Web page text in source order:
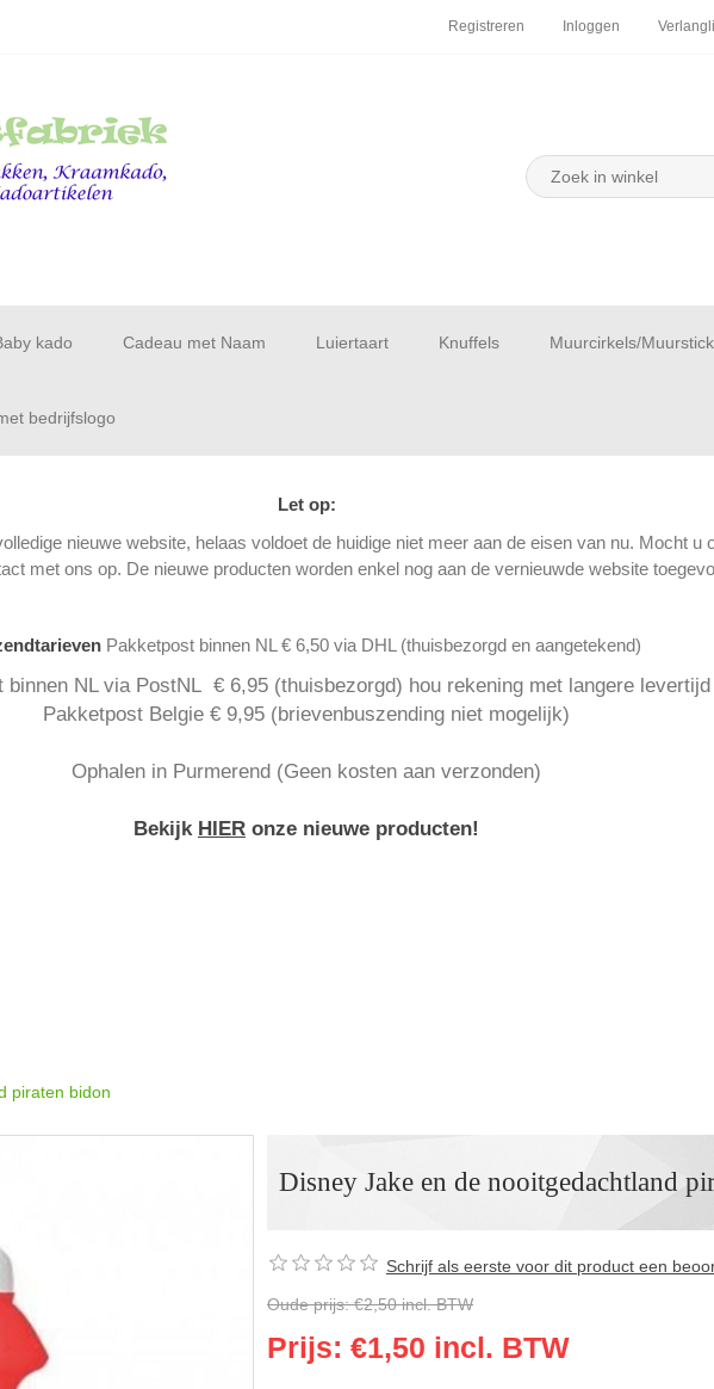
Registreren Inloggen
kado Cadeau met Naam Luiertaart Knuffels Muurcirkels/
bedrijfslogo
Let op:
nieuwe website, helaas voldoet de huidige niet meer aan de eisen van nu. Mocht u
met ons op. De nieuwe producten worden enkel nog aan de vernieuwde website
Pakketpost binnen NL € 6,50 via DHL (thuisbezorgd en aangetekend)
binnen NL via PostNL € 6,95 (thuisbezorgd) hou rekening met langere levertijd
Pakketpost Belgie € 9,95 (brievenbuszending niet mogelijk)
Ophalen in Purmerend (Geen kosten aan verzonden)
Bekijk HIER onze nieuwe producten!
piraten bidon
Disney Jake en de nooitgedachtland
Schrijf als eerste voor dit product een
Oude prijs: €2,50 incl. BTW
Prijs: €1,50 incl. BTW